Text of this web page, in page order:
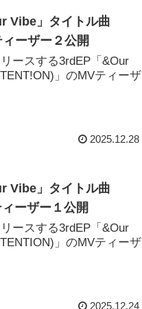
Vibe」タイトル曲
ーザー２公開
ースする3rdEP「&Our
」のMVティーザ
2025.12.28
Vibe」タイトル曲
ーザー１公開
ースする3rdEP「&Our
」のMVティーザ
2025.12.24